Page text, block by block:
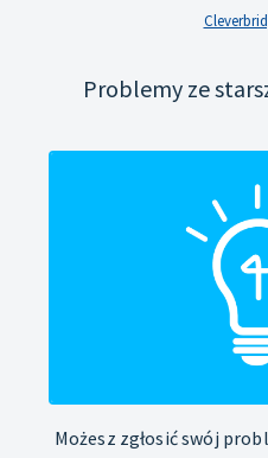
Problemy ze
Możesz zgłosić swój